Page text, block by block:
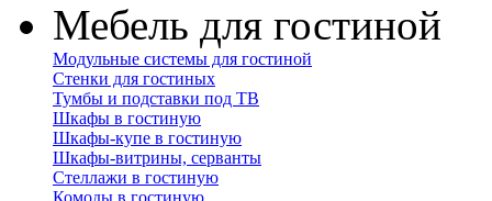
Мебель для гостиной
Модульные системы для гостиной
Стенки для гостиных
Тумбы и подставки под ТВ
Шкафы в гостиную
Шкафы-купе в гостиную
Шкафы-витрины, серванты
Стеллажи в гостиную
Комоды в гостиную